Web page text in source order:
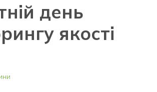
день
якості